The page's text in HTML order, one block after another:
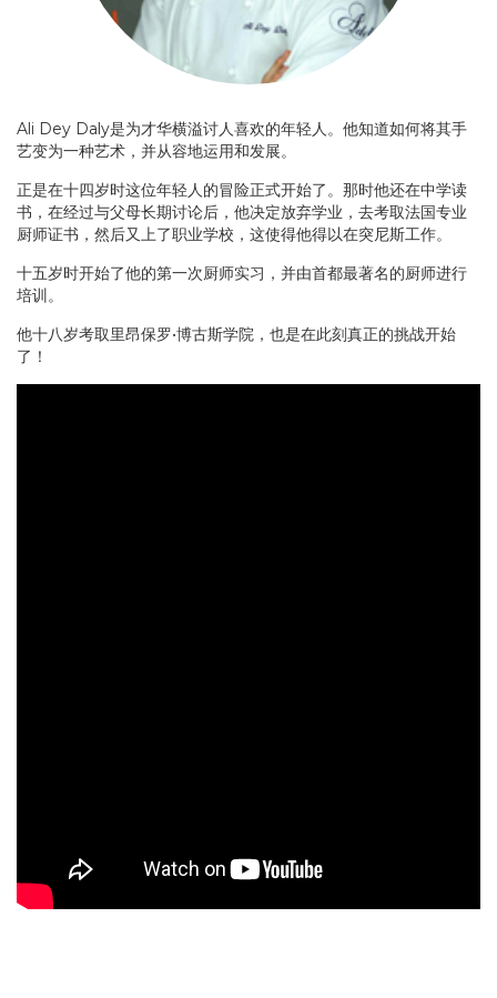
Ali Dey Daly是为才华横溢讨人喜欢的年轻人。他知道如何将其手
艺变为一种艺术，并从容地运用和发展。
正是在十四岁时这位年轻人的冒险正式开始了。那时他还在中学读
书，在经过与父母长期讨论后，他决定放弃学业，去考取法国专业
厨师证书，然后又上了职业学校，这使得他得以在突尼斯工作。
十五岁时开始了他的第一次厨师实习，并由首都最著名的厨师进行
培训。
他十八岁考取里昂保罗•博古斯学院，也是在此刻真正的挑战开始
了！